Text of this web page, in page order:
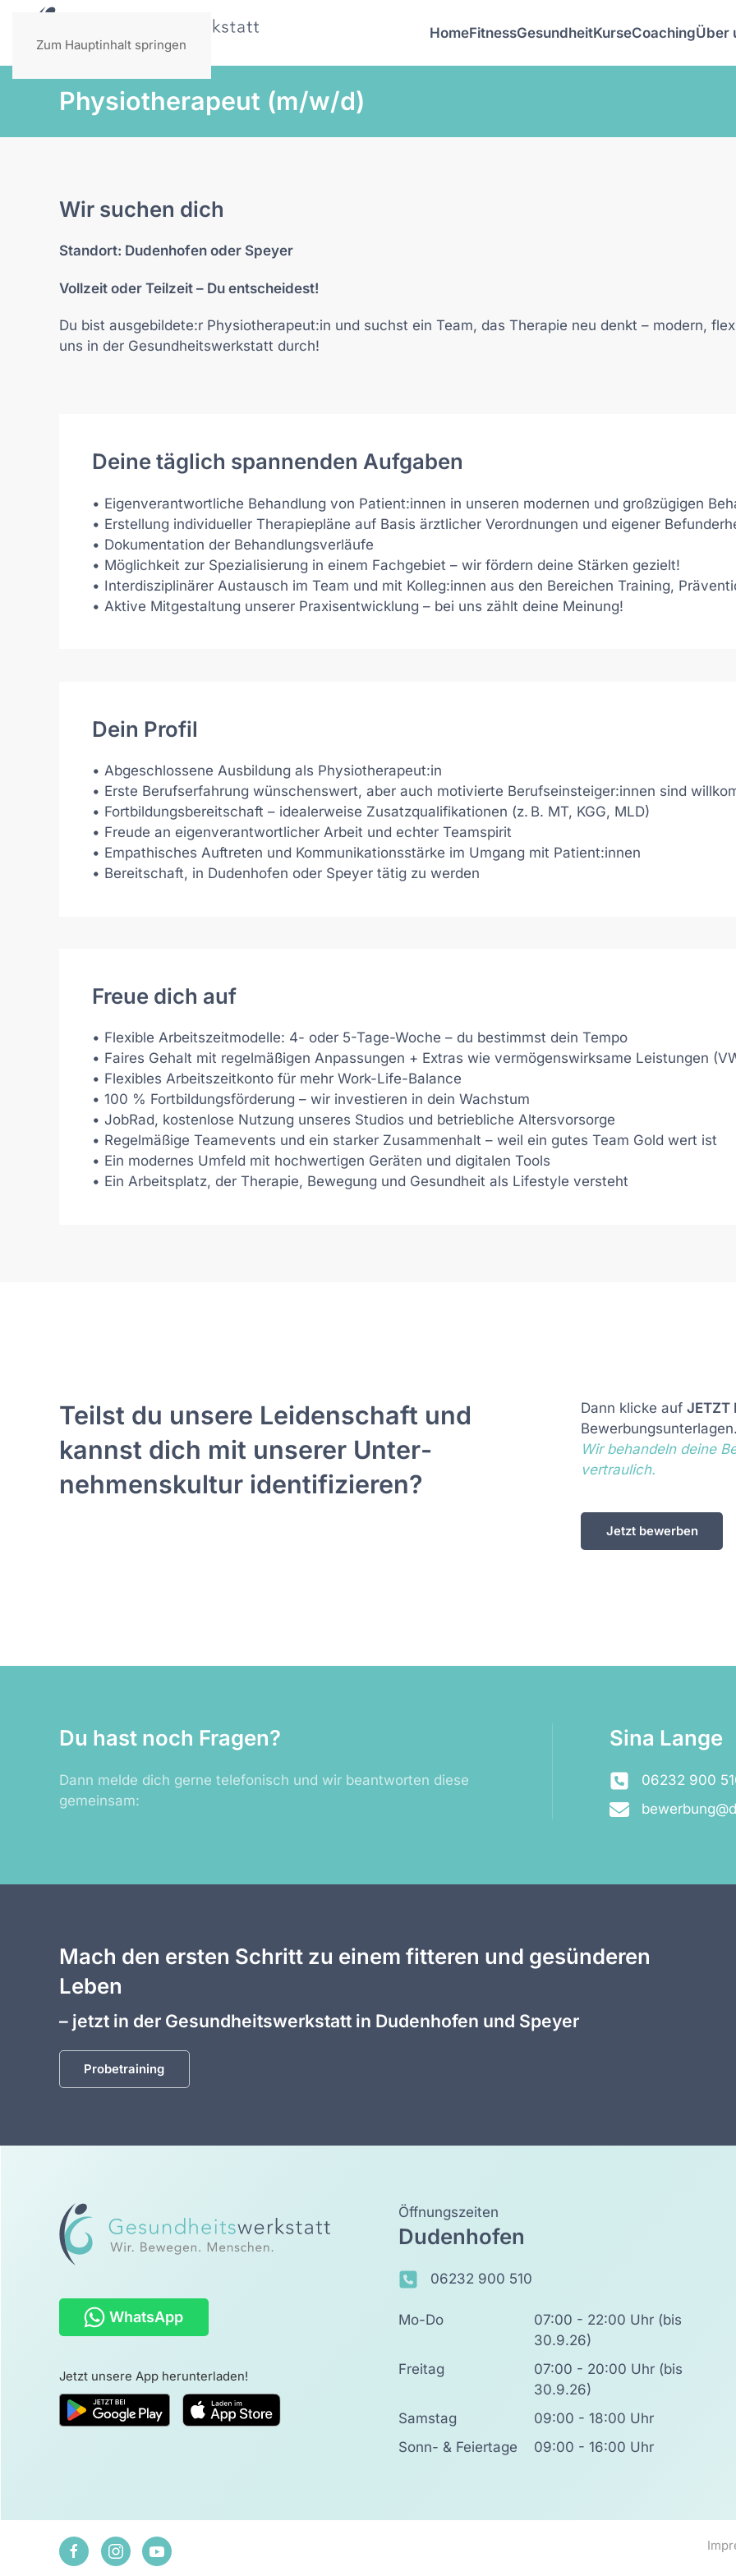
Zum Hauptinhalt springen
HomeFitnessGesundheitKurseCoachingÜber
Physiotherapeut (m/w/d)
Wir suchen dich
Standort: Dudenhofen oder Speyer
Vollzeit oder Teilzeit – Du entscheidest!
Du bist ausgebildete:r Physiotherapeut:in und suchst ein Team, das Therapie neu denkt – modern,
uns in der Gesundheitswerkstatt durch!
Deine täglich spannenden Aufgaben
• Eigenverantwortliche Behandlung von Patient:innen in unseren modernen und großzügigen
• Erstellung individueller Therapiepläne auf Basis ärztlicher Verordnungen und eigener
• Dokumentation der Behandlungsverläufe
• Möglichkeit zur Spezialisierung in einem Fachgebiet – wir fördern deine Stärken gezielt!
• Interdisziplinärer Austausch im Team und mit Kolleg:innen aus den Bereichen Training,
• Aktive Mitgestaltung unserer Praxisentwicklung – bei uns zählt deine Meinung!
Dein Profil
• Abgeschlossene Ausbildung als Physiotherapeut:in
• Erste Berufserfahrung wünschenswert, aber auch motivierte Berufseinsteiger:innen sind
• Fortbildungsbereitschaft – idealerweise Zusatzqualifikationen (z. B. MT, KGG, MLD)
• Freude an eigenverantwortlicher Arbeit und echter Teamspirit
• Empathisches Auftreten und Kommunikationsstärke im Umgang mit Patient:innen
• Bereitschaft, in Dudenhofen oder Speyer tätig zu werden
Freue dich auf
• Flexible Arbeitszeitmodelle: 4- oder 5-Tage-Woche – du bestimmst dein Tempo
• Faires Gehalt mit regelmäßigen Anpassungen + Extras wie vermögenswirksame Leistungen
• Flexibles Arbeitszeitkonto für mehr Work-Life-Balance
• 100 % Fortbildungsförderung – wir investieren in dein Wachstum
• JobRad, kostenlose Nutzung unseres Studios und betriebliche Altersvorsorge
• Regelmäßige Teamevents und ein starker Zusammenhalt – weil ein gutes Team Gold wert ist
• Ein modernes Umfeld mit hochwertigen Geräten und digitalen Tools
• Ein Arbeitsplatz, der Therapie, Bewegung und Gesundheit als Lifestyle versteht
Teilst du unsere Leiden­schaft und
kannst dich mit unserer Unter­
nehmens­kultur identifizieren?
Dann klicke aufJETZT
Bewerbungs­unter­lagen.
Wir behandeln deine
vertraulich.
Jetzt bewerben
Du hast noch Fragen?
Dann melde dich gerne telefonisch und wir beantworten diese
gemeinsam:
Sina Lange
06232 900
Mach den ersten Schritt zu einem fitteren und gesünderen
Leben
– jetzt in der Gesundheitswerkstatt in Dudenhofen und Speyer
Probetraining
WhatsApp
Jetzt unsere App herunterladen!
Öffnungszeiten
Dudenhofen
06232 900 510
Mo-Do
07:00 - 22:00 Uhr (bis
30.9.26)
Freitag
07:00 - 20:00 Uhr (bis
30.9.26)
Samstag
09:00 - 18:00 Uhr
Sonn- & Feiertage
09:00 - 16:00 Uhr